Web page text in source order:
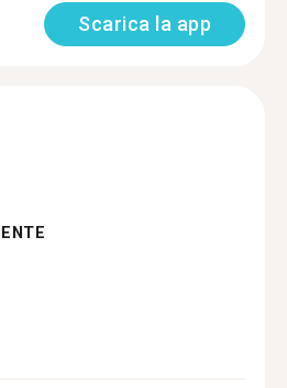
Scarica la app